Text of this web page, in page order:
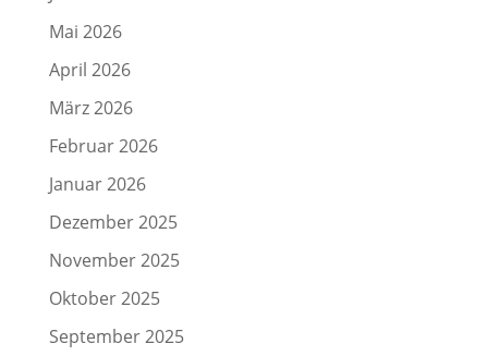
Mai 2026
April 2026
März 2026
Februar 2026
Januar 2026
Dezember 2025
November 2025
Oktober 2025
September 2025